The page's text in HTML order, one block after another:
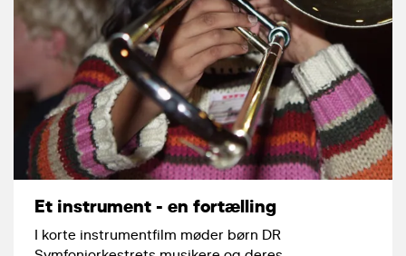
Et instrument - en fortælling
I korte instrumentfilm møder børn DR